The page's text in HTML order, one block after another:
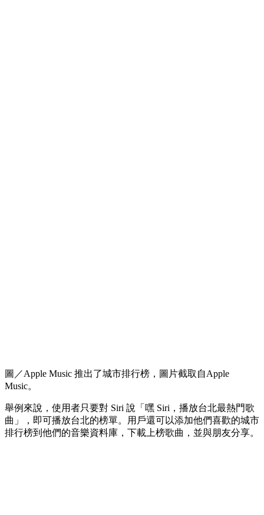
圖／Apple Music 推出了城市排行榜，圖片截取自Apple
Music。
舉例來說，使用者只要對 Siri 說「嘿 Siri，播放台北最熱門歌
曲」，即可播放台北的榜單。用戶還可以添加他們喜歡的城市
排行榜到他們的音樂資料庫，下載上榜歌曲，並與朋友分享。